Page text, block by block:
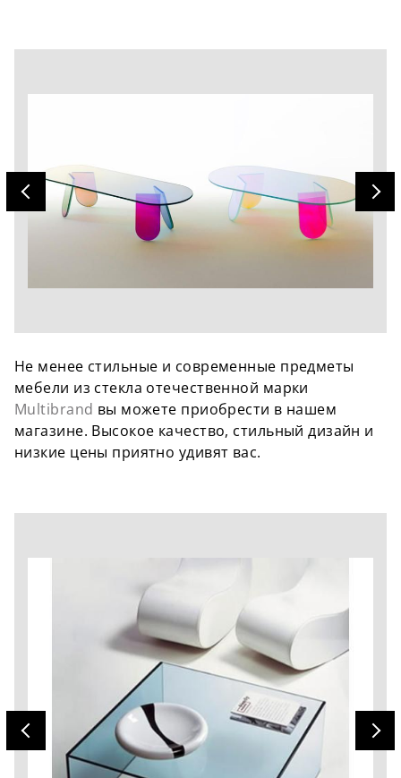
Не менее стильные и современные предметы
мебели из стекла отечественной марки
Multibrand вы можете приобрести в нашем
магазине. Высокое качество, стильный дизайн и
низкие цены приятно удивят вас.